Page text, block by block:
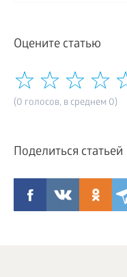
Оцените статью
(0 голосов, в среднем 0)
Поделиться статьей